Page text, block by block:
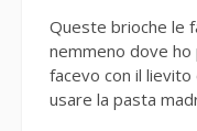
Queste brioche le
nemmeno dove
facevo con il
usare la pasta